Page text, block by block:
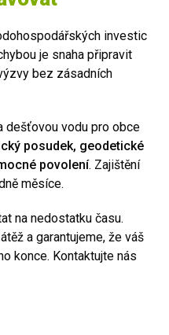
investic
je snaha připravit
bez zásadních
dešťovou vodu pro obce
posudek, geodetické
povolení. Zajištění
měsíce.
na nedostatku času.
a garantujeme, že váš
konce. Kontaktujte nás